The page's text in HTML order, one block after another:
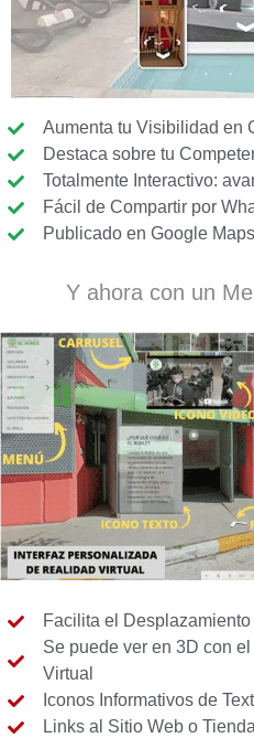
Aumenta tu Visibilidad en
Destaca sobre tu
Totalmente Interactivo:
Fácil de Compartir por
Publicado en Google
Y ahora con un
Facilita el Desplazamiento
Se puede ver en 3D con
Virtual
Iconos Informativos de
Links al Sitio Web o